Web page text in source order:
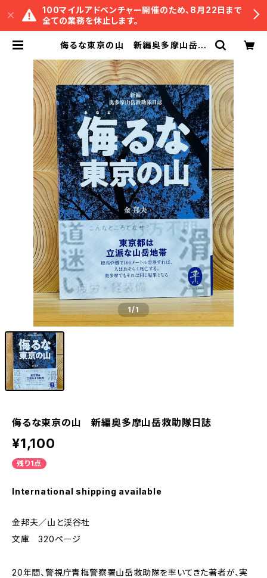
100マイルアドベンチャー開催のため、8月22日まで
全ての業務を休止します。
侮るな東京の山 新編奥多摩山岳救
1/1
侮るな東京の山 新編奥多摩山岳救助隊日誌
¥1,100
残り1点
International shipping available
金邦夫／山と渓谷社
文庫 320ページ
20年間、警視庁青梅警察署山岳救助隊を率いてきた著者が、実